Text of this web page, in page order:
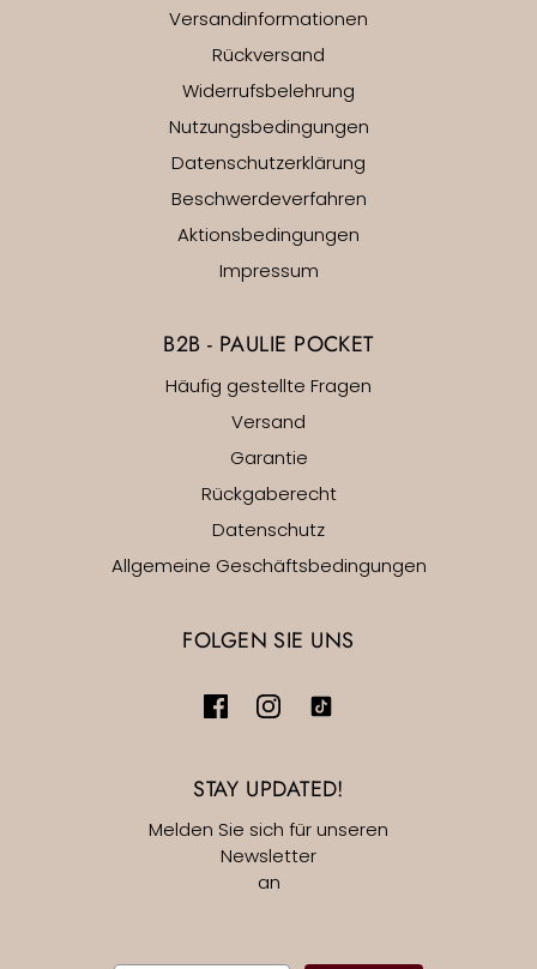
Versandinformationen
Rückversand
Widerrufsbelehrung
Nutzungsbedingungen
Datenschutzerklärung
Beschwerdeverfahren
Aktionsbedingungen
Impressum
B2B - PAULIE POCKET
Häufig gestellte Fragen
Versand
Garantie
Rückgaberecht
Datenschutz
Allgemeine Geschäftsbedingungen
FOLGEN SIE UNS
STAY UPDATED!
Melden Sie sich für unseren
Newsletter
an